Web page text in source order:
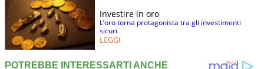
Investire in oro
L’oro torna protagonista tra gli investimenti
sicuri
LEGGI